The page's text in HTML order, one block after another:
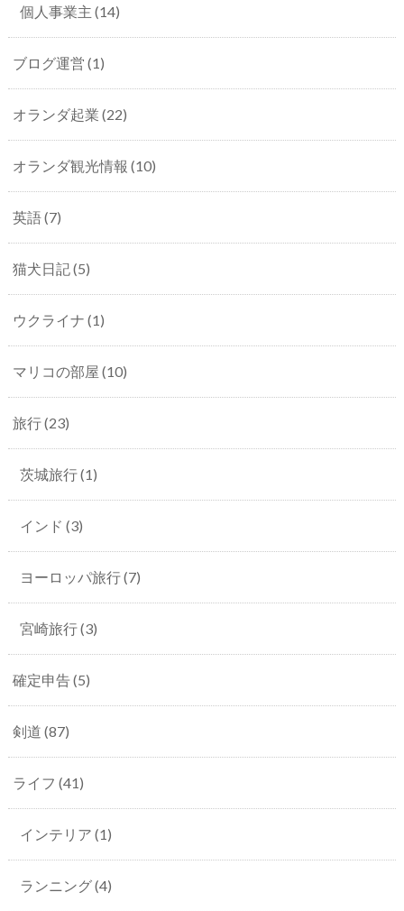
個人事業主 (14)
ブログ運営 (1)
オランダ起業 (22)
オランダ観光情報 (10)
英語(7)
猫犬日記(5)
ウクライナ (1)
マリコの部屋 (10)
旅行(23)
茨城旅行(1)
インド (3)
ヨーロッパ旅行(7)
宮崎旅行(3)
確定申告(5)
剣道 (87)
ライフ (41)
インテリア (1)
ランニング(4)